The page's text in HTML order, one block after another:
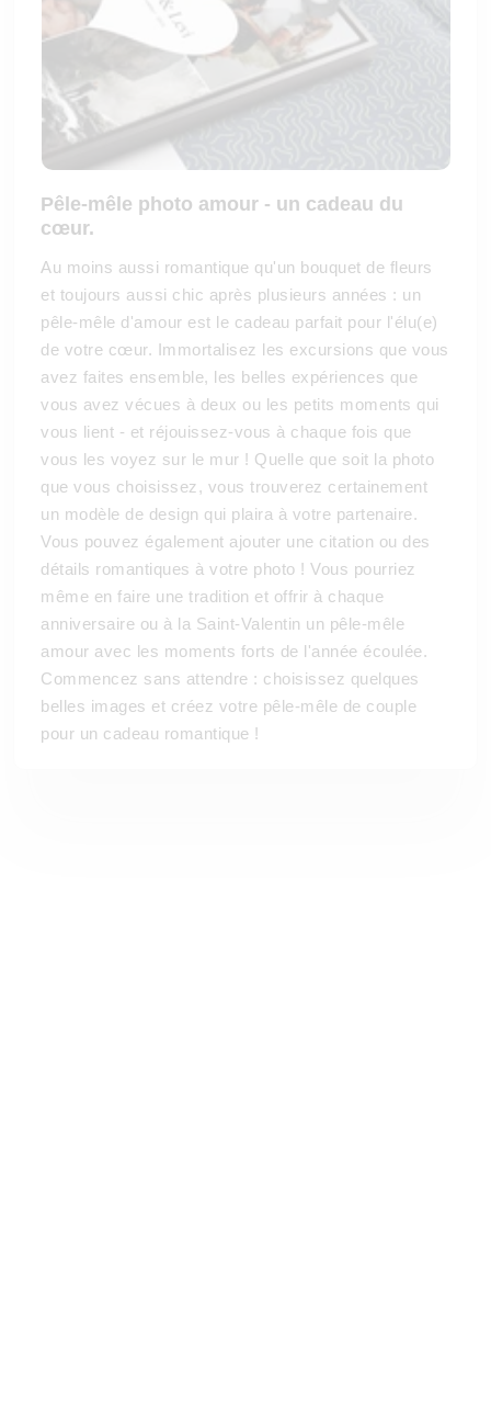
Pêle-mêle photo amour - un cadeau du
cœur.
Au moins aussi romantique qu'un bouquet de fleurs
et toujours aussi chic après plusieurs années : un
pêle-mêle d'amour est le cadeau parfait pour l'élu(e)
de votre cœur. Immortalisez les excursions que vous
avez faites ensemble, les belles expériences que
vous avez vécues à deux ou les petits moments qui
vous lient - et réjouissez-vous à chaque fois que
vous les voyez sur le mur ! Quelle que soit la photo
que vous choisissez, vous trouverez certainement
un modèle de design qui plaira à votre partenaire.
Vous pouvez également ajouter une citation ou des
détails romantiques à votre photo ! Vous pourriez
même en faire une tradition et offrir à chaque
anniversaire ou à la Saint-Valentin un pêle-mêle
amour avec les moments forts de l'année écoulée.
Commencez sans attendre : choisissez quelques
belles images et créez votre pêle-mêle de couple
pour un cadeau romantique !